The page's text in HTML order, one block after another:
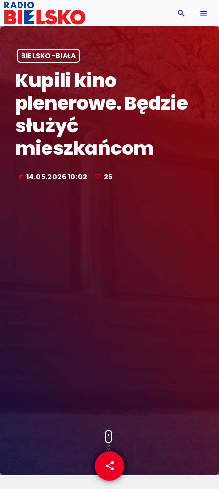
search menu
BIELSKO-BIAŁA
Kupili kino
plenerowe. Będzie
służyć
mieszkańcom
today 14.05.2026 10:02 26
share
email